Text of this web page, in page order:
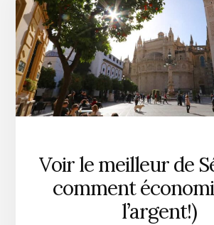
Voir le meilleur de
comment
l’argent!)